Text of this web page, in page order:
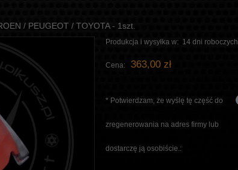
/ PEUGEOT / TOYOTA - 1szt.
Produkcja i wysyłka w: 14 dni roboczych
Cena: 363,00 zł
* Potwierdzam, że wyślę tę część do
zregenerowania na adres firmy lub
dostarczę ją osobiście.: